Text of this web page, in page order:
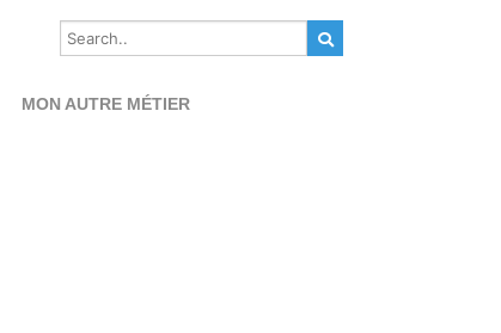
MON AUTRE MÉTIER